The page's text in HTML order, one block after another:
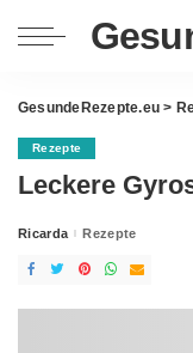
GesundeRezepte.eu >
Rezepte
Leckere
Posted
Ricarda Rezepte